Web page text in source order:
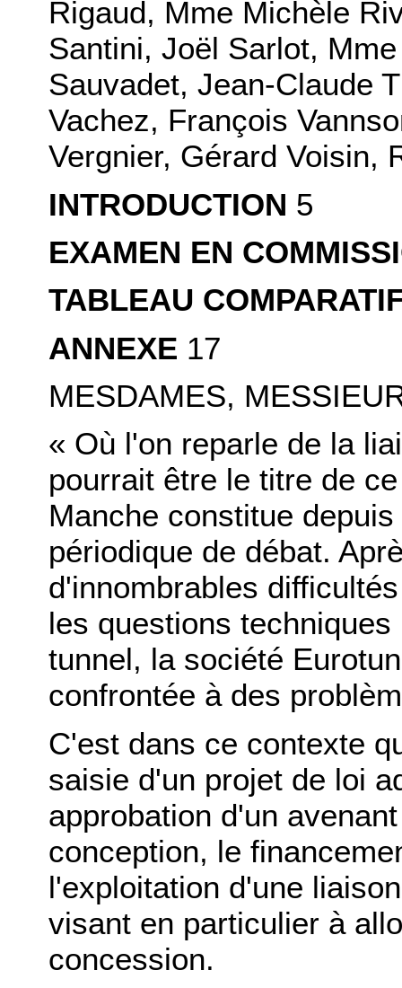
Rigaud, Mme Michèle
Santini, Joël Sarlot,
Sauvadet, Jean-Claude
Vachez, François
Vergnier, Gérard Voisin,
INTRODUCTION 5
EXAMEN EN
TABLEAU
ANNEXE 17
MESDAMES,
« Où l'on reparle de la
pourrait être le titre de
Manche constitue
périodique de débat.
d'innombrables
les questions
tunnel, la société
confrontée à des
C'est dans ce contexte
saisie d'un projet de loi
approbation d'un
conception, le
l'exploitation d'une
visant en particulier à
concession.